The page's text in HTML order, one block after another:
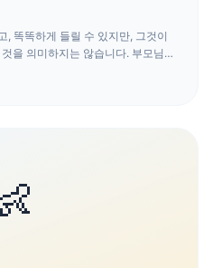
, 똑똑하게 들릴 수 있지만, 그것이
을 의미하지는 않습니다. 부모님은